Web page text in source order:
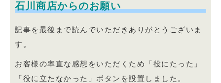
石川商店からのお願い
記事を最後まで読んでいただきありがとうございま
す。
お客様の率直な感想をいただくため「役にたった」
「役に立たなかった」ボタンを設置しました。